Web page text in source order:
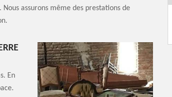
assurons même des prestations de
En